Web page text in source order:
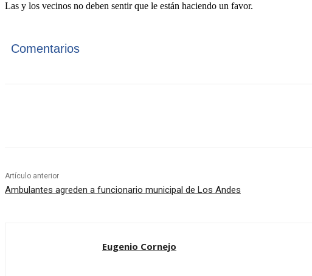
Las y los vecinos no deben sentir que le están haciendo un favor.
Comentarios
Artículo anterior
Ambulantes agreden a funcionario municipal de Los Andes
Eugenio Cornejo